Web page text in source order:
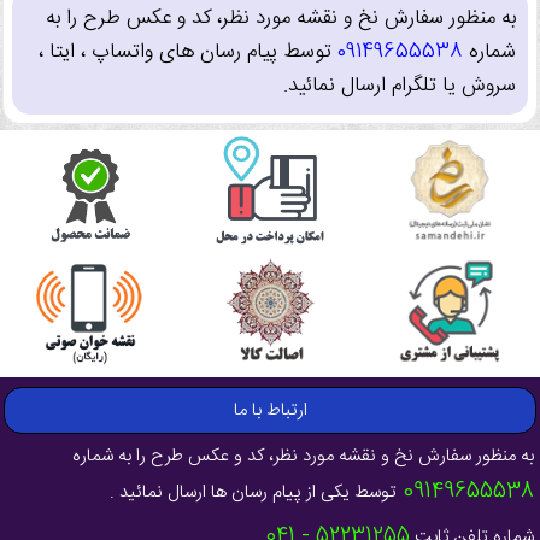
به منظور سفارش نخ و نقشه مورد نظر، کد و عکس طرح را به
شماره 09149655538توسط پیام رسان های واتساپ ، ایتا ،
سروش یا تلگرام ارسال نمائید.
ارتباط با ما
به منظور سفارش نخ و نقشه مورد نظر، کد و عکس طرح را به شماره
09149655538 توسط یکی از پیام رسان ها ارسال نمائید .